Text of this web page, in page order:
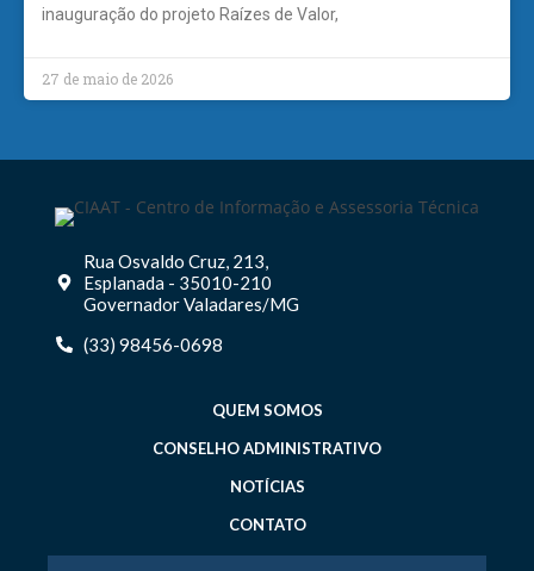
inauguração do projeto Raízes de Valor,
27 de maio de 2026
Rua Osvaldo Cruz, 213,
Esplanada - 35010-210
Governador Valadares/MG
(33) 98456-0698
QUEM SOMOS
CONSELHO ADMINISTRATIVO
NOTÍCIAS
CONTATO